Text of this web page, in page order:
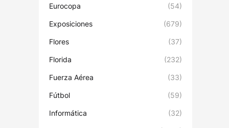
Eurocopa (54)
Exposiciones (679)
Flores (37)
Florida (232)
Fuerza Aérea (33)
Fútbol (59)
Informática (32)